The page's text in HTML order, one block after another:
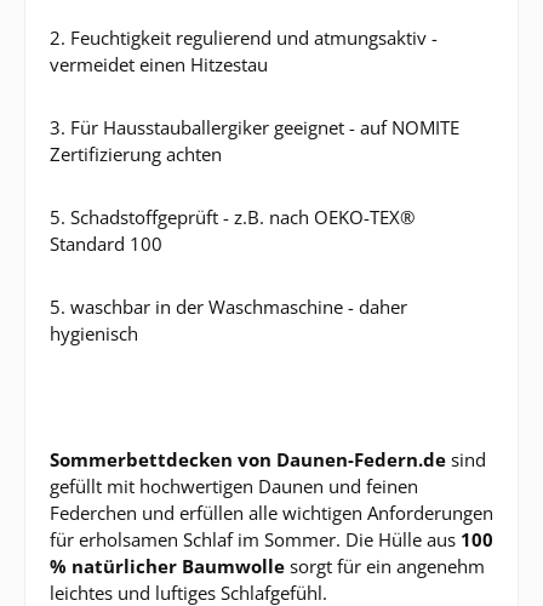
2. Feuchtigkeit regulierend und atmungsaktiv -
vermeidet einen Hitzestau
3. Für Hausstauballergiker geeignet - auf NOMITE
Zertifizierung achten
5. Schadstoffgeprüft - z.B. nach OEKO-TEX®
Standard 100
5. waschbar in der Waschmaschine - daher
hygienisch
Sommerbettdecken von Daunen-Federn.de sind
gefüllt mit hochwertigen Daunen und feinen
Federchen und erfüllen alle wichtigen Anforderungen
für erholsamen Schlaf im Sommer. Die Hülle aus 100
% natürlicher Baumwolle sorgt für ein angenehm
leichtes und luftiges Schlafgefühl.